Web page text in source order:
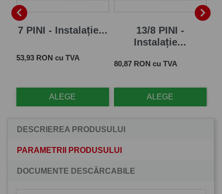

7 PINI - Instalație...
Pret
53,93 RON cu TVA
ALEGE
13/8 PINI -
Instalație...
Pret
80,87 RON cu TVA
ALEGE

DESCRIEREA PRODUSULUI
PARAMETRII PRODUSULUI
DOCUMENTE DESCĂRCABILE